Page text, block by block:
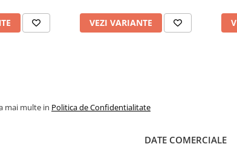
VEZI VARIANTE
mai multe in Politica de Confidentialitate
DATE COMERCIALE